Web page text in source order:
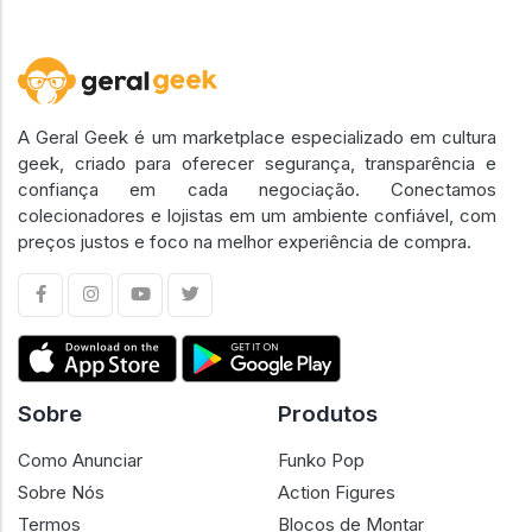
A Geral Geek é um marketplace especializado em cultura
geek, criado para oferecer segurança, transparência e
confiança em cada negociação. Conectamos
colecionadores e lojistas em um ambiente confiável, com
preços justos e foco na melhor experiência de compra.
Sobre
Como Anunciar
Sobre Nós
Termos
Produtos
Funko Pop
Action Figures
Blocos de Montar